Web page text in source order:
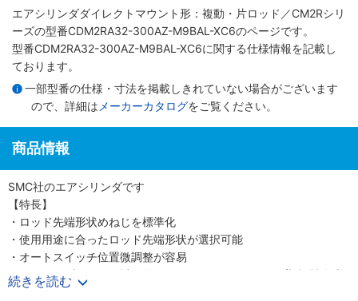
エアシリンダダイレクトマウント形：複動・片ロッド／CM2Rシリ
ーズの型番CDM2RA32-300AZ-M9BAL-XC6のページです。
型番CDM2RA32-300AZ-M9BAL-XC6に関する仕様情報を記載し
ております。
一部型番の仕様・寸法を掲載しきれていない場合がございます
ので、詳細は メーカーカタログをご覧ください。
商品情報
SMC社のエアシリンダです
【特長】
・ロッド先端形状めねじを標準化
・使用用途に合ったロッド先端形状が選択可能
・オートスイッチ位置微調整が容易
・スイッチブラケット透明化によるインジケータランプ視認性向上
・ダイレクトマウントシリンダCM2Rシリーズは、角形ロッドカバ
続きを読む